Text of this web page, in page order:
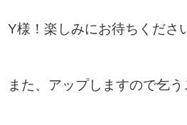
Y様！楽しみにお待ちくださ
また、アップしますので乞